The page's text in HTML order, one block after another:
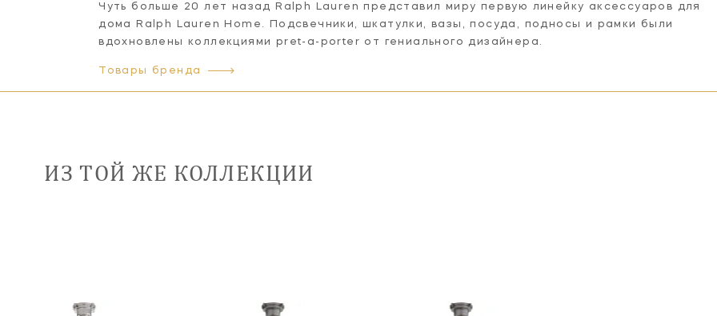
Чуть больше 20 лет назад Ralph Lauren представил миру первую линейку аксессуаров для
дома Ralph Lauren Home. Подсвечники, шкатулки, вазы, посуда, подносы и рамки были
вдохновлены коллекциями pret-a-porter от гениального дизайнера.
Товары бренда
ИЗ ТОЙ ЖЕ КОЛЛЕКЦИИ